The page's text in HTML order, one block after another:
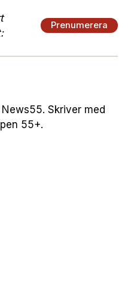
Prenumerera
Skriver med
55+.